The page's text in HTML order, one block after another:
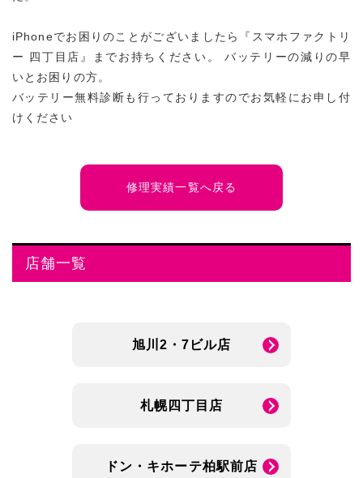
iPhoneでお困りのことがございましたら『スマホファクトリ
ー 四丁目店』までお持ちください。 バッテリーの減りの早
いとお困りの方。
バッテリー無料診断も行っておりますのでお気軽にお申し付
けください
修理実績一覧へ戻る
店舗一覧
旭川2・7ビル店
札幌四丁目店
ドン・キホーテ柏駅前店